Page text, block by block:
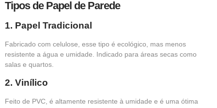
Tipos de Papel de Parede
1. Papel Tradicional
Fabricado com celulose, esse tipo é ecológico, mas menos
resistente a água e umidade. Indicado para áreas secas como
salas e quartos.
2. Vinílico
Feito de PVC, é altamente resistente à umidade e é uma ótima